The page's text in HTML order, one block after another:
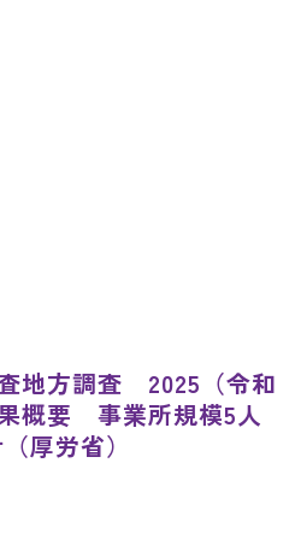
地方調査 2025（令和
概要 事業所規模5人
厚労省）